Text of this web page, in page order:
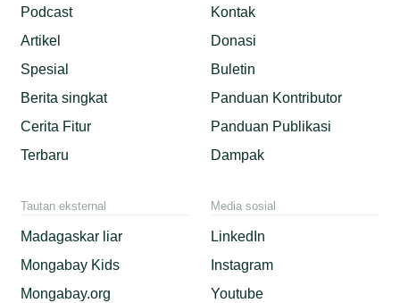
Podcast
Artikel
Spesial
Berita singkat
Cerita Fitur
Terbaru
Kontak
Donasi
Buletin
Panduan Kontributor
Panduan Publikasi
Dampak
Tautan eksternal
Madagaskar liar
Mongabay Kids
Mongabay.org
Media sosial
LinkedIn
Instagram
Youtube